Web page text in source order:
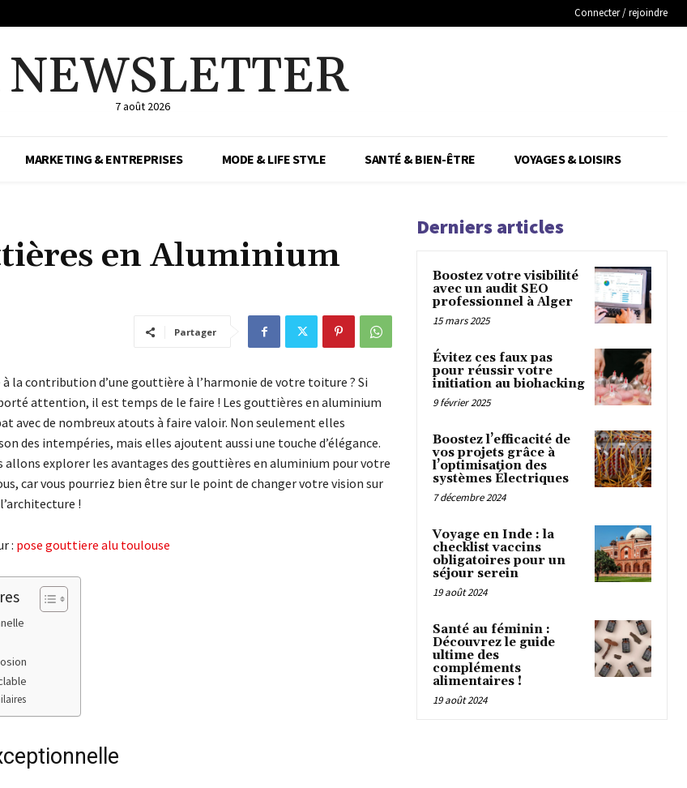
Connecter / rejoindre
7 août 2026
MARKETING & ENTREPRISES MODE & LIFE STYLE SANTÉ & BIEN-ÊTRE VOYAGES & LOISIRS
en Aluminium
Partager
à la contribution d’une gouttière à l’harmonie de votre toiture ? Si
porté attention, il est temps de le faire ! Les gouttières en aluminium
avec de nombreux atouts à faire valoir. Non seulement elles
des intempéries, mais elles ajoutent aussi une touche d’élégance.
allons explorer les avantages des gouttières en aluminium pour votre
car vous pourriez bien être sur le point de changer votre vision sur
!
: pose gouttiere alu toulouse
Derniers articles
Boostez votre visibilité
avec un audit SEO
professionnel à Alger
15 mars 2025
Évitez ces faux pas
pour réussir votre
initiation au biohacking
9 février 2025
Boostez l’efficacité de
vos projets grâce à
l’optimisation des
systèmes Électriques
7 décembre 2024
Voyage en Inde : la
checklist vaccins
obligatoires pour un
séjour serein
19 août 2024
Santé au féminin :
Découvrez le guide
ultime des
compléments
alimentaires !
19 août 2024